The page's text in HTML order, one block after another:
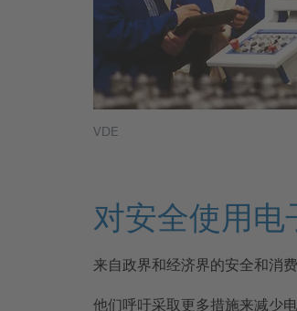
VDE
对安全使用电
来自政界和经济界的安全和消
他们呼吁采取更多措施来减少